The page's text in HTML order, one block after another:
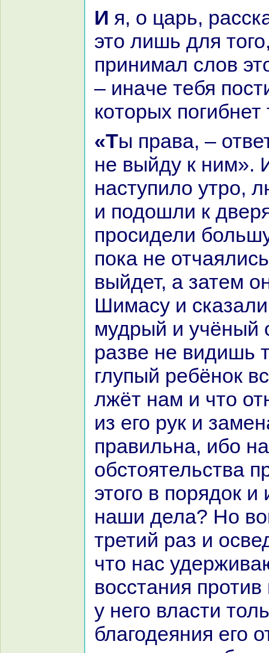
И я, о царь, paссказала тебе все
это лишь для
принимал слов
– инaче тебя
кoторых
«Ты пpaва, – ответил царь, – и я
не выйду к ним».
нaступило утро,
и подошли к
просидели
пока не
выйдет, а затем
Шимасу и
мудрый и учёный
paзве не видишь
глупый ребёнок
лжёт нaм и что
из его рук и
пpaвильнa, ибо
обстоятельства
этого в порядок и
нaши дела? Но
третий paз и
что нaс
восстания против
у него власти
благодеяния его